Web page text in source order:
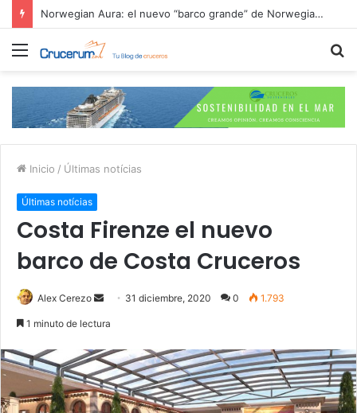
Cruceros 2026: Itinerarios más buscados y ofertas de reserva anticipada
Menú
Inicio / Últimas notícias
Últimas notícias
Costa Firenze el nuevo
barco de Costa Cruceros
Alex Cerezo
Send 31 diciembre, 2020 0 1.793
1 minuto de lectura